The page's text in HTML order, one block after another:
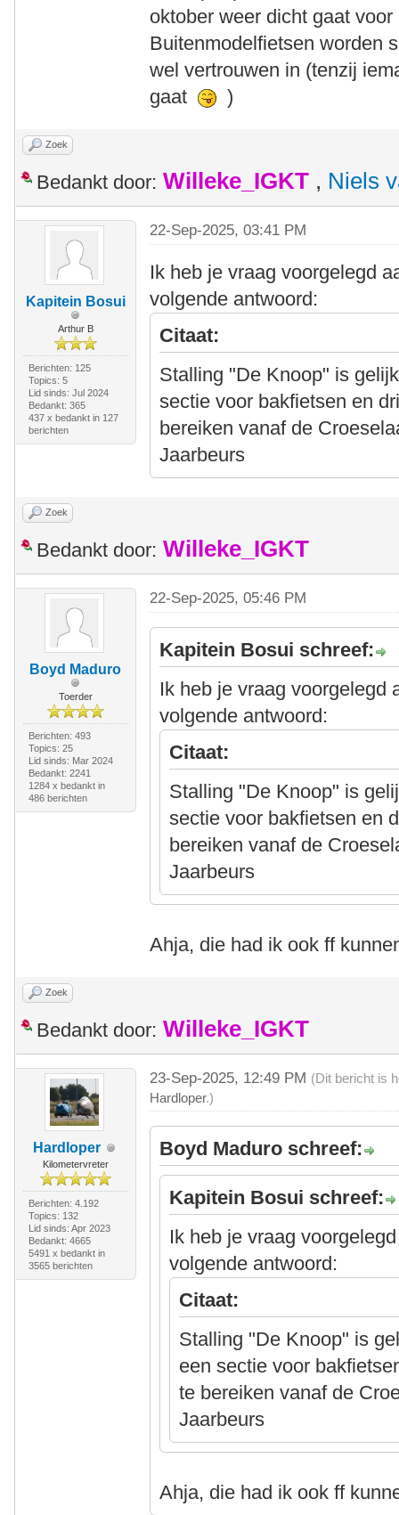
oktober weer dicht gaat
Buitenmodelfietsen worden
wel vertrouwen in (tenzij
gaat
)
Zoek
Bedankt door: Willeke_IGKT , Niels
Kapitein Bosui
Arthur B
Berichten: 125
Topics: 5
Lid sinds: Jul 2024
Bedankt: 365
437 x bedankt in 127
berichten
22-Sep-2025, 03:41 PM
Ik heb je vraag voorgelegd
volgende antwoord:
Citaat:
Stalling "De Knoop" is
sectie voor bakfietsen en
bereiken vanaf de
Jaarbeurs
Zoek
Bedankt door: Willeke_IGKT
Boyd Maduro
Toerder
Berichten: 493
Topics: 25
Lid sinds: Mar 2024
Bedankt: 2241
1284 x bedankt in
486 berichten
22-Sep-2025, 05:46 PM
Kapitein Bosui schreef:
Ik heb je vraag voorgelegd
volgende antwoord:
Citaat:
Stalling "De Knoop" is
sectie voor bakfietsen en
bereiken vanaf de
Jaarbeurs
Ahja, die had ik ook ff
Zoek
Bedankt door: Willeke_IGKT
Hardloper
Kilometervreter
Berichten: 4.192
Topics: 132
Lid sinds: Apr 2023
Bedankt: 4665
5491 x bedankt in
3565 berichten
23-Sep-2025, 12:49 PM (Dit bericht is
Hardloper.)
Boyd Maduro schreef:
Kapitein Bosui schreef:
Ik heb je vraag
volgende antwoord:
Citaat:
Stalling "De Knoop" is
een sectie voor
te bereiken vanaf de
Jaarbeurs
Ahja, die had ik ook ff